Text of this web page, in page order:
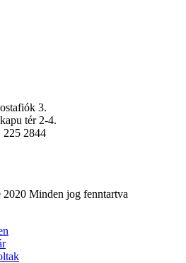
3.
tér 2-4.
225 2844
Minden jog fenntartva